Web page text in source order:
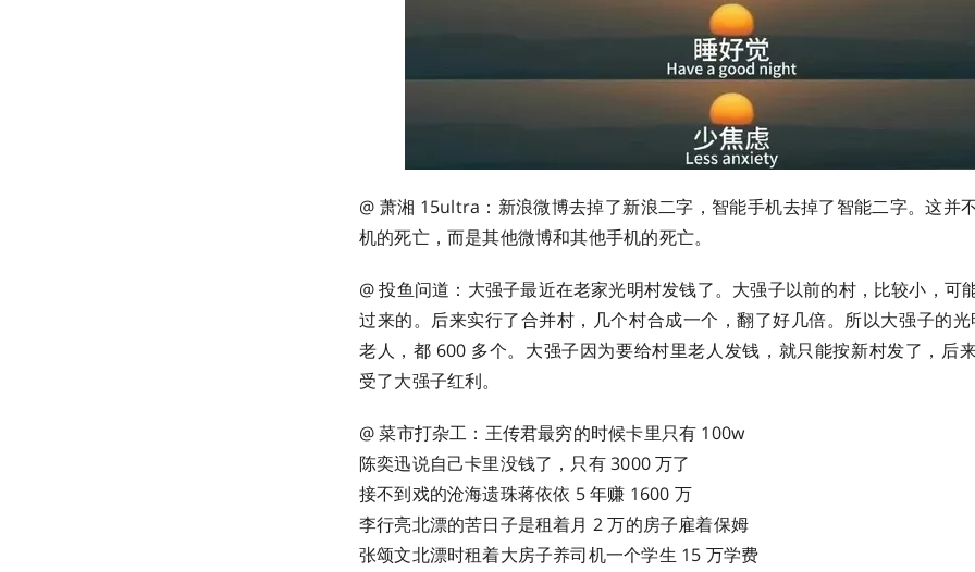
@ 萧湘 15ultra：新浪微博去掉了新浪二字，智能手机去掉了智能二字。这并
机的死亡，而是其他微博和其他手机的死亡。 ​​​
@ 投鱼问道：大强子最近在老家光明村发钱了。大强子以前的村，比较小，可
过来的。后来实行了合并村，几个村合成一个，翻了好几倍。所以大强子的
老人，都 600 多个。大强子因为要给村里老人发钱，就只能按新村发了，后
受了大强子红利。
@ 菜市打杂工：王传君最穷的时候卡里只有 100w
陈奕迅说自己卡里没钱了，只有 3000 万了
接不到戏的沧海遗珠蒋依依 5 年赚 1600 万
李行亮北漂的苦日子是租着月 2 万的房子雇着保姆
张颂文北漂时租着大房子养司机一个学生 15 万学费